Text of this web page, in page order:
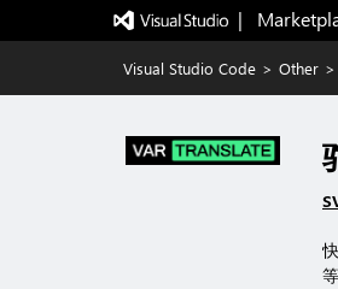
|
Visual Studio Code > Other >